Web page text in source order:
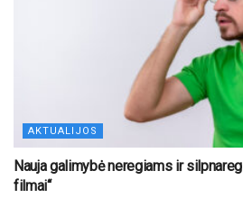
AKTUALIJOS
Nauja galimybė neregiams ir
filmai“